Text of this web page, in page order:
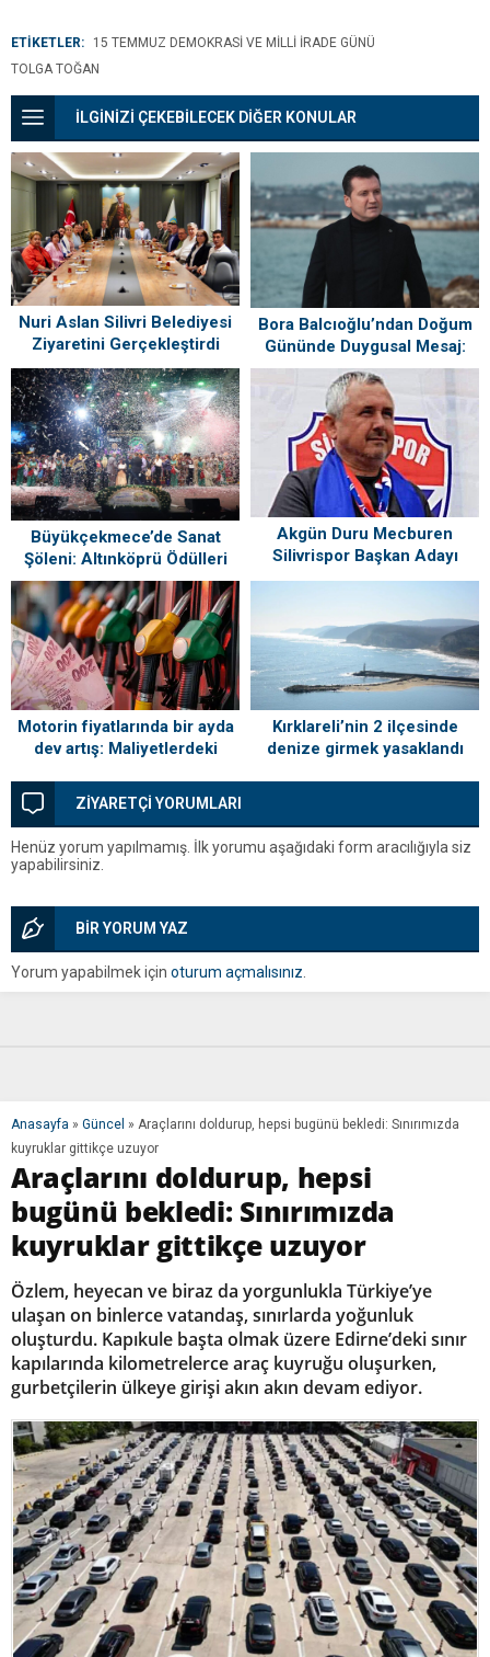
ETİKETLER:
15 TEMMUZ DEMOKRASI VE MILLI İRADE GÜNÜ
TOLGA TOĞAN
İLGİNİZİ ÇEKEBİLECEK DİĞER KONULAR
Nuri Aslan Silivri Belediyesi
Ziyaretini Gerçekleştirdi
Bora Balcıoğlu’ndan Doğum
Gününde Duygusal Mesaj:
“Silivri’mi Çok Özlüyorum”
Büyükçekmece’de Sanat
Şöleni: Altınköprü Ödülleri
Sahiplerini Buldu!
Akgün Duru Mecburen
Silivrispor Başkan Adayı
Motorin fiyatlarında bir ayda
dev artış: Maliyetlerdeki
Kırklareli’nin 2 ilçesinde
denize girmek yasaklandı
ZİYARETÇİ YORUMLARI
Henüz yorum yapılmamış. İlk yorumu aşağıdaki form aracılığıyla siz
yapabilirsiniz.
BİR YORUM YAZ
Yorum yapabilmek için oturum açmalısınız
Anasayfa » Güncel » Araçlarını doldurup, hepsi bugünü bekledi: Sınırımızda
kuyruklar gittikçe uzuyor
Araçlarını doldurup, hepsi
bugünü bekledi: Sınırımızda
kuyruklar gittikçe uzuyor
Özlem, heyecan ve biraz da yorgunlukla Türkiye’ye
ulaşan on binlerce vatandaş, sınırlarda yoğunluk
oluşturdu. Kapıkule başta olmak üzere Edirne’deki sınır
kapılarında kilometrelerce araç kuyruğu oluşurken,
gurbetçilerin ülkeye girişi akın akın devam ediyor.